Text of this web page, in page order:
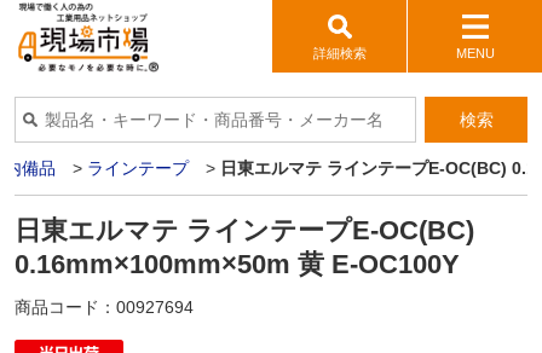
詳細検索 MENU
検索
内備品 > ラインテープ > 日東エルマテ ラインテープE-OC(BC)
日東エルマテ ラインテープE-OC(BC)
0.16mm×100mm×50m 黄 E-OC100Y
商品コード： 00927694